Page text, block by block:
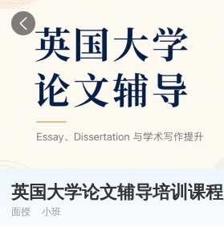
英国大学论文辅导培训课程
面授 小班